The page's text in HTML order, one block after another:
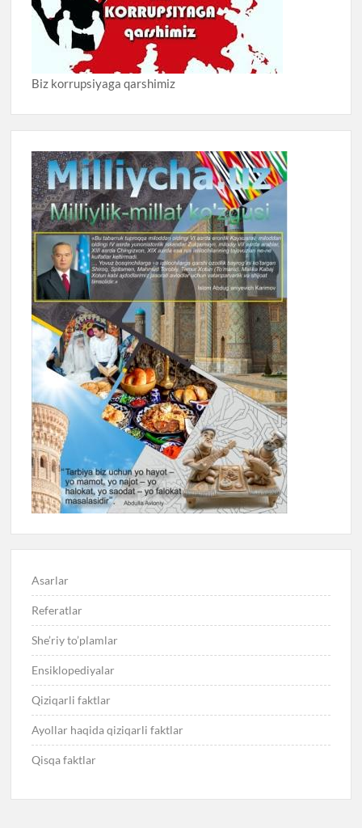
Biz korrupsiyaga qarshimiz
Asarlar
Referatlar
She’riy to’plamlar
Ensiklopediyalar
Qiziqarli faktlar
Ayollar haqida qiziqarli faktlar
Qisqa faktlar